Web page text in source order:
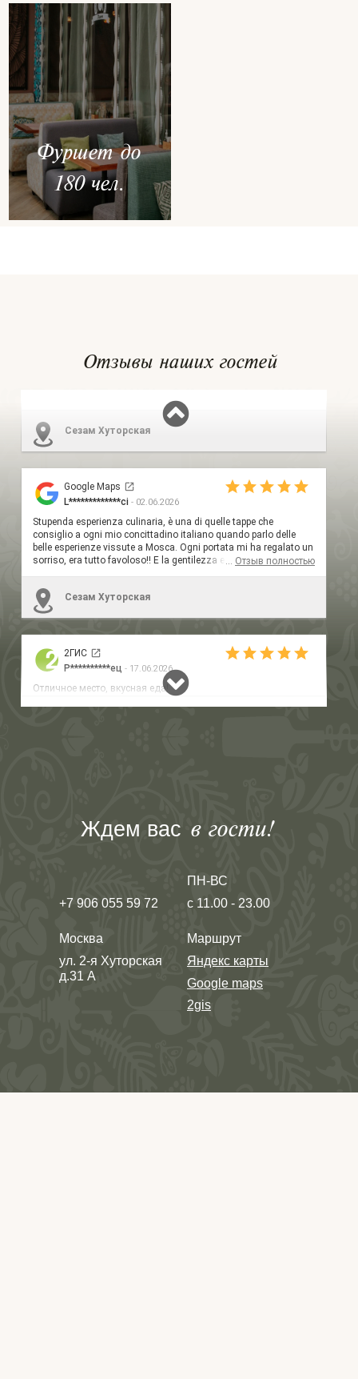
Отзывы наших гостей
Ждем вас в гости!
+7 906 055 59 72
Москва
ПН-ВС
Маршрут
с 11.00 - 23.00
Яндекс карты
Google maps
2gis
ул. 2-я Хуторская
д.31 А